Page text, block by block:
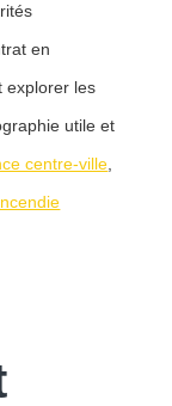
en
explorer les
utile et
centre-ville,